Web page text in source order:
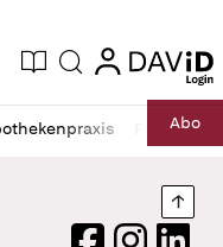
Ausgabe
Suche login
login
RechtAbo
FacebookInstagram